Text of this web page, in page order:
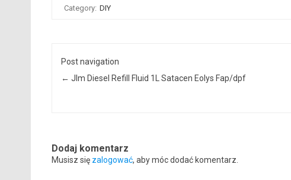
Category: DIY
Post navigation
← Jlm Diesel Refill Fluid 1L Satacen Eolys Fap/dpf
Dodaj komentarz
Musisz się zalogować, aby móc dodać komentarz.